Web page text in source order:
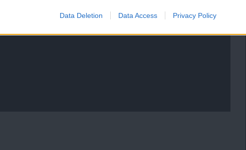
Data Deletion Data Access Privacy Policy